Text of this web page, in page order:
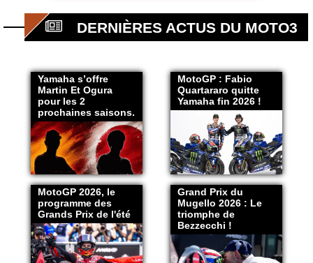
DERNIÈRES ACTUS DU MOTO3
Yamaha s’offre
Martin Et Ogura
pour les 2
prochaines saisons.
MotoGP : Fabio
Quartararo quitte
Yamaha fin 2026 !
MotoGP 2026, le
programme des
Grands Prix de l'été
Grand Prix du
Mugello 2026 : Le
triomphe de
Bezzecchi !